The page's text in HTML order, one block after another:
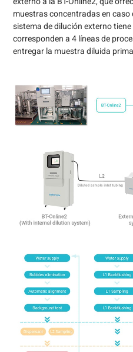
muestras concentradas en caso
sistema de dilución externo
corresponden a 4 líneas de
entregar la muestra diluida